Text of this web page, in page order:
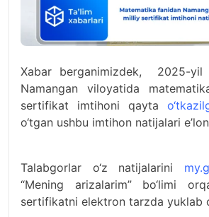
Xabar berganimizdek, 2025-yil
Namangan viloyatida
sertifikat imtihoni qayta
o‘tgan ushbu imtihon natijalari
Talabgorlar o‘z natijalarini
“Mening arizalarim” bo‘limi
sertifikatni elektron tarzda yuklab